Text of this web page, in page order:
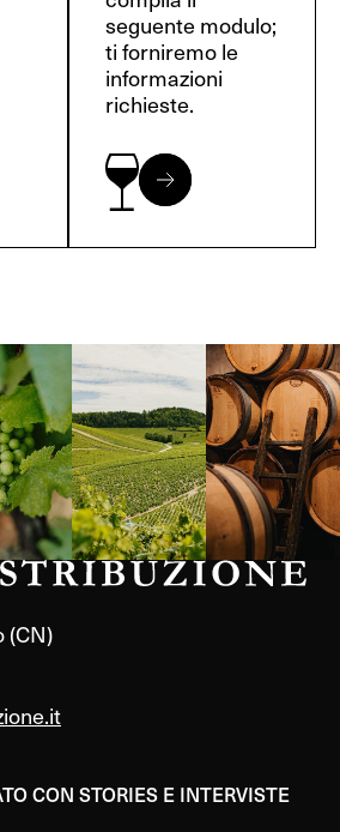
seguente modulo;
ti forniremo le
informazioni
richieste.
Borgogna,
Francia
Instagram
(CN)
CON STORIES E INTERVISTE